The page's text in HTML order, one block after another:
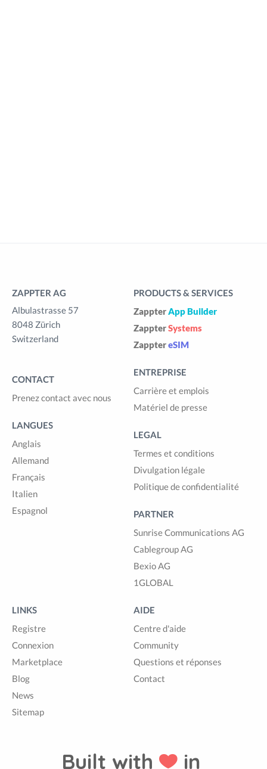
ZAPPTER AG
Albulastrasse 57
8048 Zürich
Switzerland
CONTACT
Prenez contact avec nous
LANGUES
Anglais
Allemand
Français
Italien
Espagnol
PRODUCTS & SERVICES
ZappterApp Builder
ZappterSystems
ZapptereSIM
ENTREPRISE
Carrière et emplois
Matériel de presse
LEGAL
Termes et conditions
Divulgation légale
Politique de confidentialité
PARTNER
Sunrise Communications AG
Cablegroup AG
Bexio AG
1GLOBAL
LINKS
Registre
Connexion
Marketplace
Blog
News
Sitemap
AIDE
Centre d'aide
Community
Questions et réponses
Contact
Built with in